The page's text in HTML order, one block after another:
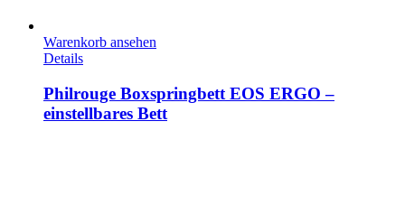
Warenkorb ansehen
Details
Philrouge Boxspringbett EOS ERGO –
einstellbares Bett